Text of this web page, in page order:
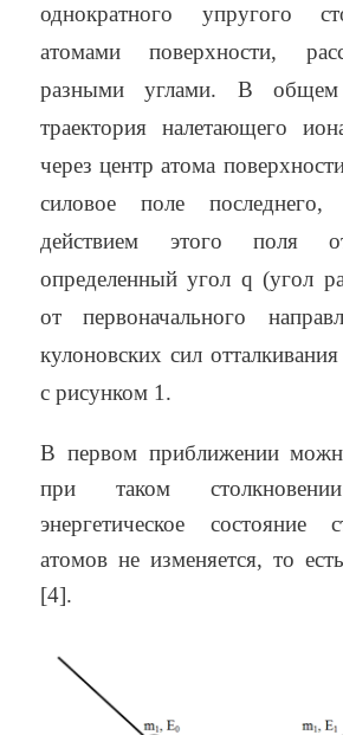
однократного упругого
атомами поверхности,
разными углами. В общем
траектория налетающего
через центр атома
силовое поле
действием этого поля
определенный угол q (угол
от первоначального
кулоновских сил
с рисунком 1.
В первом приближении
при таком
энергетическое состояние
атомов не изменяется, то
[4].